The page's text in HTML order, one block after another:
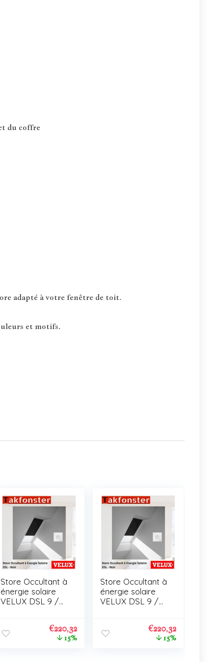
du coffre
adapté à votre fenêtre de toit.
et motifs.
Store Occultant à
énergie solaire
VELUX DSL 9 /
€220,32
15%
Store Occultant à
énergie solaire
VELUX DSL 9 /
€220,32
15%